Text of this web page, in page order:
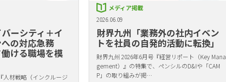
ーシティ＋イ
への対応急務
ける職場を模
人材戦略（インクルージ
メディア掲載
2026.06.09
財界九州「業務外の社内イベン
トを社員の自発的活動に転換」
財界九州 2026年6月号『経営リポート（Key Mana
gement）』の特集で、ペンシルのD&Iや「CAM
P」の取り組みが掲…